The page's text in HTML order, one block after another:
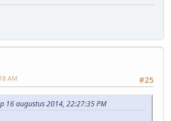
#25
AM
16 augustus 2014, 22:27:35 PM